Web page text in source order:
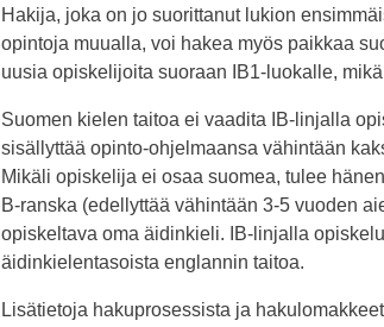
Hakija, joka on jo suorittanut lukion
opintoja muualla, voi hakea myös paikkaa
uusia opiskelijoita suoraan IB1-luokalle,
Suomen kielen taitoa ei vaadita IB-linjalla
sisällyttää opinto-ohjelmaansa vähintään
Mikäli opiskelija ei osaa suomea, tulee
B-ranska (edellyttää vähintään 3-5 vuoden
opiskeltava oma äidinkieli. IB-linjalla
äidinkielentasoista englannin taitoa.
Lisätietoja hakuprosessista ja